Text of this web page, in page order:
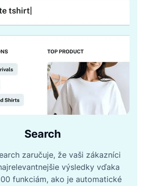
Search
zaručuje, že vaši zákazníci
výsledky vďaka
funkciám, ako je automatické